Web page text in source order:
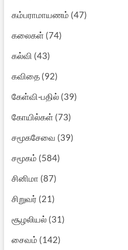
கம்பராமாயணம் (47)
கலைகள்(74)
கல்வி (43)
கவிதை(92)
கேள்வி-பதில்(39)
கோயில்கள்(73)
சமூகசேவை (39)
சமூகம் (584)
சினிமா (87)
சிறுவர் (21)
சூழலியல்(31)
சைவம் (142)